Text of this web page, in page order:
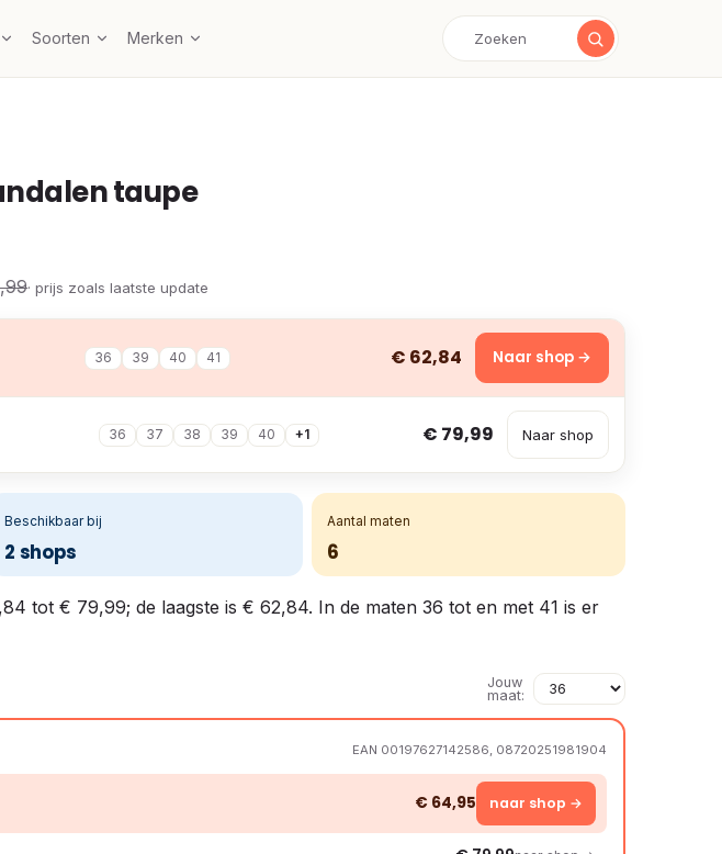
Soorten Merken
taupe
· prijs zoals laatste update
36 39 40 41 € 62,84 Naar shop →
36 37 38 39 40 +1 € 79,99 Naar shop
Beschikbaar bij
2 shops
Aantal maten
6
tot € 79,99; de laagste is € 62,84. In de maten 36 tot en met 41 is er
Jouw
maat:
EAN 00197627142586, 08720251981904
€ 64,95 naar shop →